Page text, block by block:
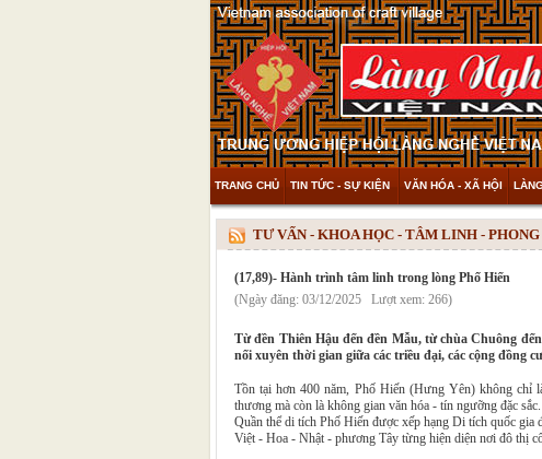
TRANG CHỦ TIN TỨC - SỰ KIỆN VĂN HÓA - XÃ HỘI
THAM KHẢO & KHÁM PHÁ VIDEO
TƯ VẤN - KHOA HỌC - TÂM LINH -
(17,89)- Hành trình tâm linh trong lòng Phố Hiến
(Ngày đăng: 03/12/2025 Lượt xem: 266)
Từ đền Thiên Hậu đến đền Mẫu, từ chùa Chuông
nối xuyên thời gian giữa các triều đại, các cộng đồng
Tồn tại hơn 400 năm, Phố Hiến (Hưng Yên) không
thương mà còn là không gian văn hóa - tín ngưỡng đặc
Quần thể di tích Phố Hiến được xếp hạng Di tích quốc gia
Việt - Hoa - Nhật - phương Tây từng hiện diện nơi đô thị